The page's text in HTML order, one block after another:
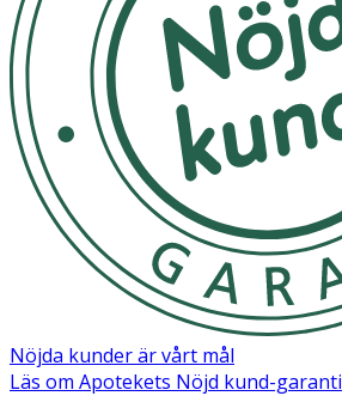
OK för gravida och ammande:
Ja
Nöjda kunder är vårt mål
Läs om Apotekets Nöjd kund-garanti